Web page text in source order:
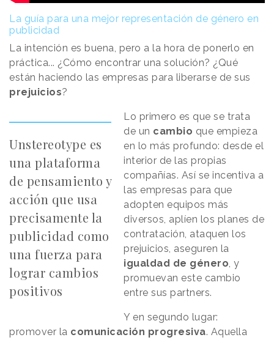
La guía para una mejor representación de género en
publicidad
La intención es buena, pero a la hora de ponerlo en
práctica... ¿Cómo encontrar una solución? ¿Qué
están haciendo las empresas para liberarse de sus
prejuicios?
Unstereotype es
una plataforma
de pensamiento y
acción que usa
precisamente la
publicidad como
una fuerza para
lograr cambios
positivos
Lo primero es que se trata
de un cambio que empieza
en lo más profundo: desde el
interior de las propias
compañías. Así se incentiva a
las empresas para que
adopten equipos más
diversos, aplíen los planes de
contratación, ataquen los
prejuicios, aseguren la
igualdad de género, y
promuevan este cambio
entre sus partners.
Y en segundo lugar:
promover la comunicación progresiva. Aquella